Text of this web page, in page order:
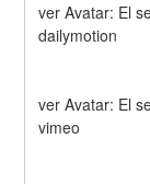
ver Avatar: El
dailymotion
ver Avatar: El
vimeo